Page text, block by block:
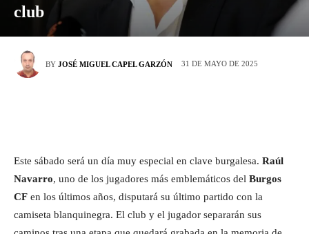
club
BY JOSÉ MIGUEL CAPEL GARZÓN 31 DE MAYO DE 2025
Este sábado será un día muy especial en clave burgalesa. Raúl
Navarro, uno de los jugadores más emblemáticos del Burgos
CF en los últimos años, disputará su último partido con la
camiseta blanquinegra. El club y el jugador separarán sus